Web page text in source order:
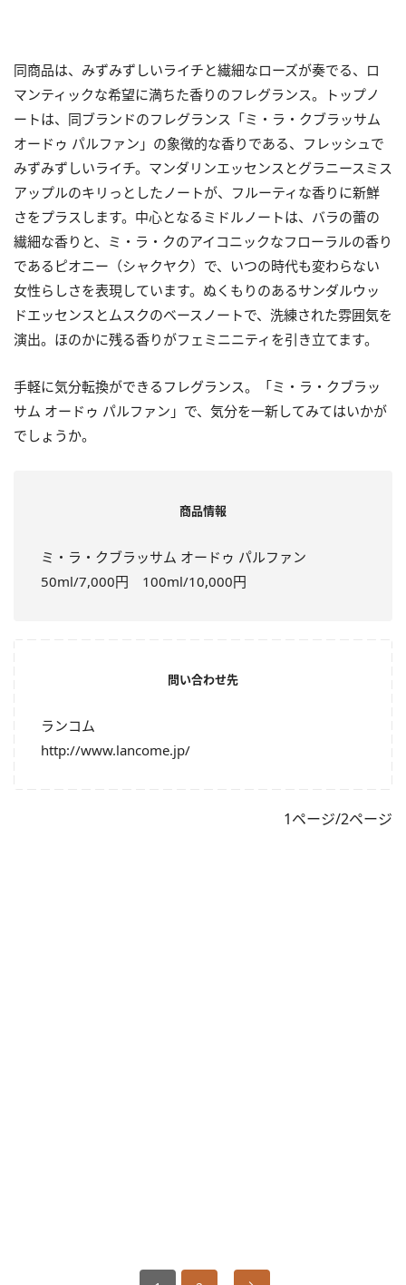
同商品は、みずみずしいライチと繊細なローズが奏でる、ロ
マンティックな希望に満ちた香りのフレグランス。トップノ
ートは、同ブランドのフレグランス「ミ・ラ・クブラッサム
オードゥ パルファン」の象徴的な香りである、フレッシュで
みずみずしいライチ。マンダリンエッセンスとグラニースミス
アップルのキリっとしたノートが、フルーティな香りに新鮮
さをプラスします。中心となるミドルノートは、バラの蕾の
繊細な香りと、ミ・ラ・クのアイコニックなフローラルの香り
であるピオニー（シャクヤク）で、いつの時代も変わらない
女性らしさを表現しています。ぬくもりのあるサンダルウッ
ドエッセンスとムスクのベースノートで、洗練された雰囲気を
演出。ほのかに残る香りがフェミニニティを引き立てます。
手軽に気分転換ができるフレグランス。「ミ・ラ・クブラッ
サム オードゥ パルファン」で、気分を一新してみてはいかが
でしょうか。
商品情報
ミ・ラ・クブラッサム オードゥ パルファン
50ml/7,000円 100ml/10,000円
問い合わせ先
ランコム
http://www.lancome.jp/
1ページ/2ページ